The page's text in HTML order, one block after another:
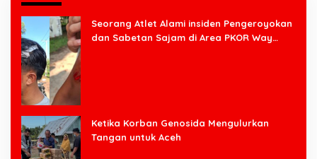
Seorang Atlet Alami insiden Pengeroyokan
dan Sabetan Sajam di Area PKOR Way
Ketika Korban Genosida Mengulurkan
Tangan untuk Aceh